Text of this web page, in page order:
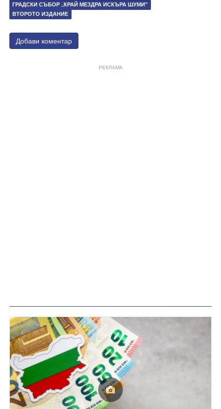
ГРАДСКИ СЪБОР „КРАЙ МЕЗДРА ИСКЪРА ШУМИ"
ВТОРОТО ИЗДАНИЕ
Добави коментар
РЕКЛАМА